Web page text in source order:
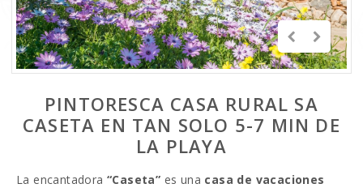
PINTORESCA CASA RURAL SA
CASETA EN TAN SOLO 5-7 MIN DE
LA PLAYA
La encantadora “Caseta” es una casa de vacaciones